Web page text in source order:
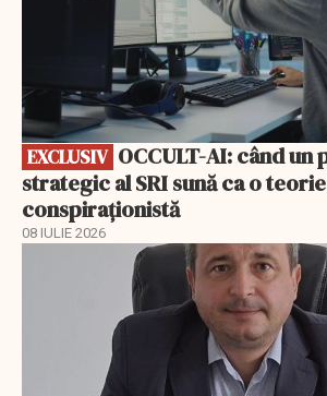
EXCLUSIV
strategic al SRI sună ca o teorie
conspiraționistă
08 IULIE 2026